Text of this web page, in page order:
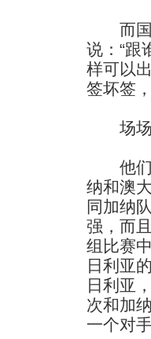
而国
说：“跟
样可以
签坏签
场场
他们
纳和澳
同加纳
强，而
组比赛
日利亚
日利亚
次和加
一个对